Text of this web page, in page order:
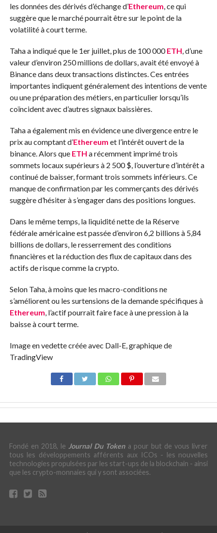
les données des dérivés d’échange d’Ethereum, ce qui
suggère que le marché pourrait être sur le point de la
volatilité à court terme.
Taha a indiqué que le 1er juillet, plus de 100 000ETH, d’une
valeur d’environ 250 millions de dollars, avait été envoyé à
Binance dans deux transactions distinctes. Ces entrées
importantes indiquent généralement des intentions de vente
ou une préparation des métiers, en particulier lorsqu’ils
coïncident avec d’autres signaux baissières.
Taha a également mis en évidence une divergence entre le
prix au comptant d’Ethereum et l’intérêt ouvert de la
binance. Alors que ETH a récemment imprimé trois
sommets locaux supérieurs à 2 500 $, l’ouverture d’intérêt a
continué de baisser, formant trois sommets inférieurs. Ce
manque de confirmation par les commerçants des dérivés
suggère d’hésiter à s’engager dans des positions longues.
Dans le même temps, la liquidité nette de la Réserve
fédérale américaine est passée d’environ 6,2 billions à 5,84
billions de dollars, le resserrement des conditions
financières et la réduction des flux de capitaux dans des
actifs de risque comme la crypto.
Selon Taha, à moins que les macro-conditions ne
s’améliorent ou les surtensions de la demande spécifiques à
Ethereum, l’actif pourrait faire face à une pression à la
baisse à court terme.
Image en vedette créée avec Dall-E, graphique de
TradingView
Fondé en 2018, le Journal Du Tokena pour but de vous livrer
tous les développements afférents aux ICOs - les nouvelles
technologies propulsées par les start-ups de la blockchain - ainsi
que les crypto-monnaies qui y sont associées.